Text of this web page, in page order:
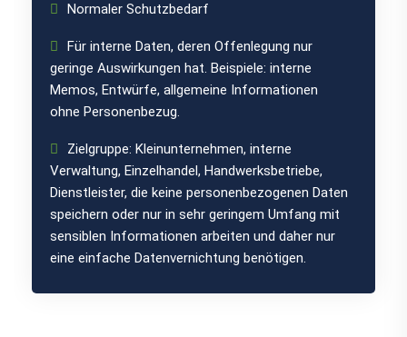
Normaler Schutzbedarf
Für interne Daten, deren Offenlegung nur
geringe Auswirkungen hat. Beispiele: interne
Memos, Entwürfe, allgemeine Informationen
ohne Personenbezug.
Zielgruppe: Kleinunternehmen, interne
Verwaltung, Einzelhandel, Handwerksbetriebe,
Dienstleister, die keine personenbezogenen Daten
speichern oder nur in sehr geringem Umfang mit
sensiblen Informationen arbeiten und daher nur
eine einfache Datenvernichtung benötigen.